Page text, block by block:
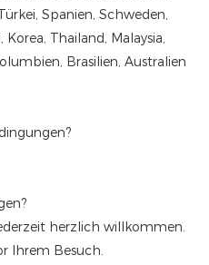
Spanien, Schweden,
Thailand, Malaysia,
Brasilien, Australien
herzlich willkommen.
Ihrem Besuch.